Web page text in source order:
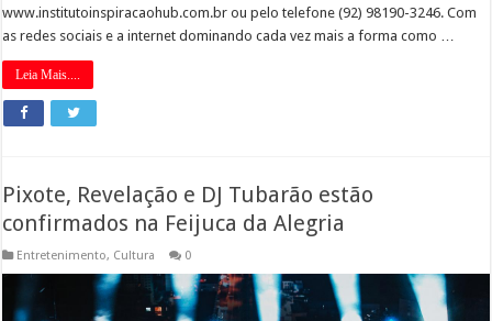
www.institutoinspiracaohub.com.br ou pelo telefone (92) 98190-3246. Com
as redes sociais e a internet dominando cada vez mais a forma como …
Leia Mais....
Pixote, Revelação e DJ Tubarão estão
confirmados na Feijuca da Alegria
Entretenimento, Cultura 0